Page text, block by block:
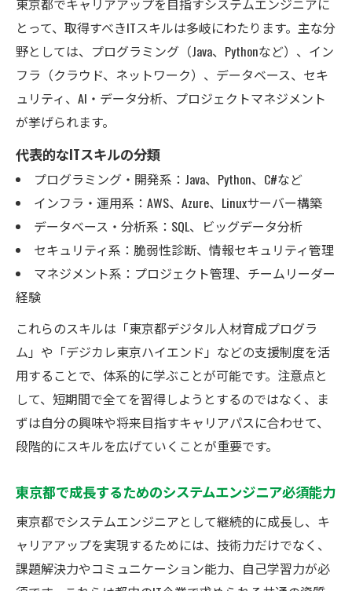
とって、取得すべきITスキルは多岐にわたります。主な分
野としては、プログラミング（Java、Pythonなど）、イン
フラ（クラウド、ネットワーク）、データベース、セキ
ュリティ、AI・データ分析、プロジェクトマネジメント
が挙げられます。
代表的なITスキルの分類
プログラミング・開発系：Java、Python、C#など
インフラ・運用系：AWS、Azure、Linuxサーバー構築
データベース・分析系：SQL、ビッグデータ分析
セキュリティ系：脆弱性診断、情報セキュリティ管理
マネジメント系：プロジェクト管理、チームリーダー
経験
これらのスキルは「東京都デジタル人材育成プログラ
ム」や「デジカレ東京ハイエンド」などの支援制度を活
用することで、体系的に学ぶことが可能です。注意点と
して、短期間で全てを習得しようとするのではなく、ま
ずは自分の興味や将来目指すキャリアパスに合わせて、
段階的にスキルを広げていくことが重要です。
東京都で成長するためのシステムエンジニア必須能力
東京都でシステムエンジニアとして継続的に成長し、キ
ャリアアップを実現するためには、技術力だけでなく、
課題解決力やコミュニケーション能力、自己学習力が必